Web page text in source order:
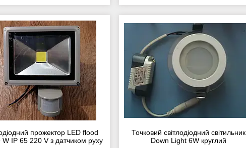
прожектор LED flood
W IP 65 220 V з датчиком руху
Точковий світлодіодний світильник
Down Light 6W круглий